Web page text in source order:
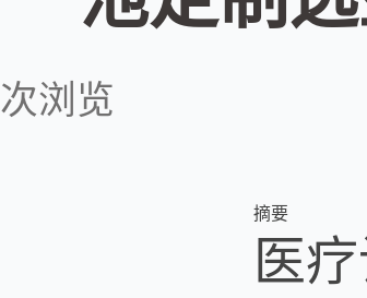
次浏览
摘要
医